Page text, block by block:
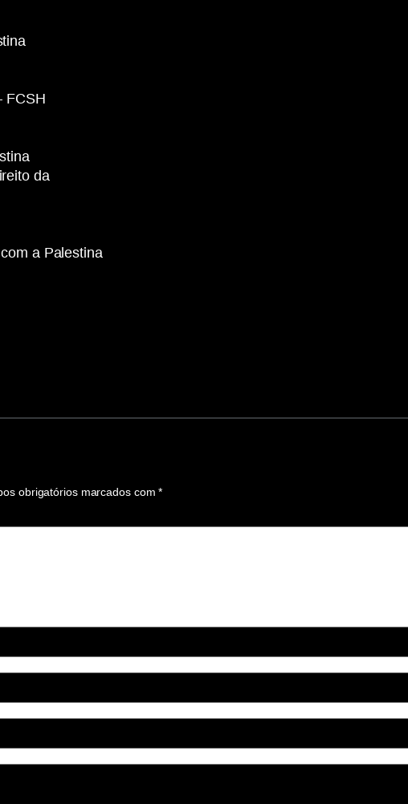
FCSH
da
a Palestina
obrigatórios marcados com*